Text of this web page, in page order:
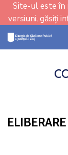
Site-ul este în
versiuni, găsiți